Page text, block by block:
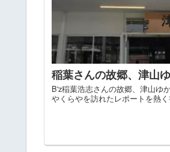
稲葉さんの故郷、津山
B'z稲葉浩志さんの故郷、津山ゆ
やくらやを訪れたレポートを熱く